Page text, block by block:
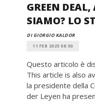
GREEN
SIAMO? LO
DI GIORGIO KALDOR
11 FEB 2025 08:50
Questo articolo è
This article is also
la presidente della
der Leyen ha